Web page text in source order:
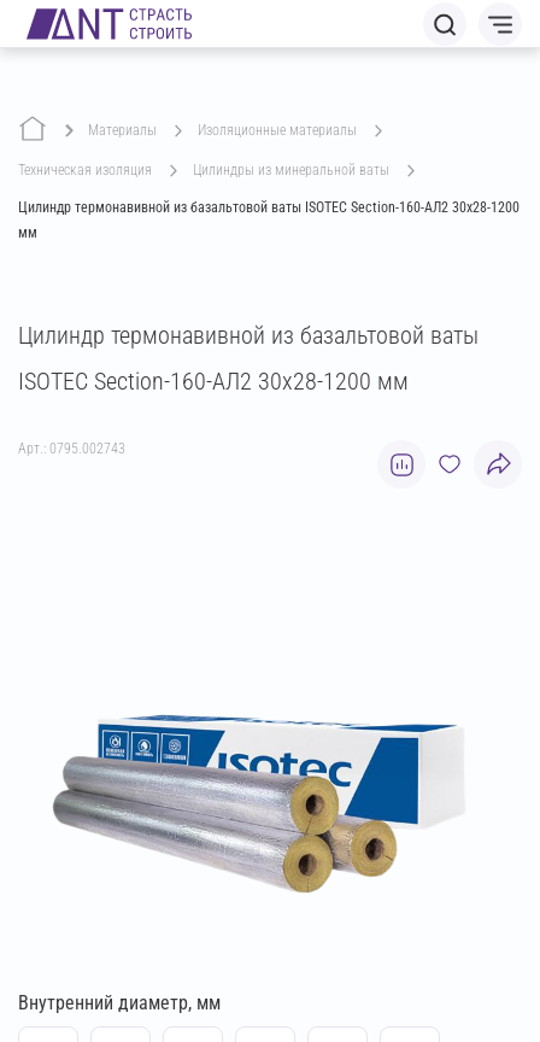
Материалы изоляционные материалы
техническая изоляция цилиндры из минеральной ваты
Цилиндр термонавивной из базальтовой ваты ISOTEC Section-160-АЛ2 30х28-1200
мм
Цилиндр термонавивной из базальтовой ваты
ISOTEC Section-160-АЛ2 30х28-1200 мм
Арт.: 0795.002743
Внутренний диаметр, мм